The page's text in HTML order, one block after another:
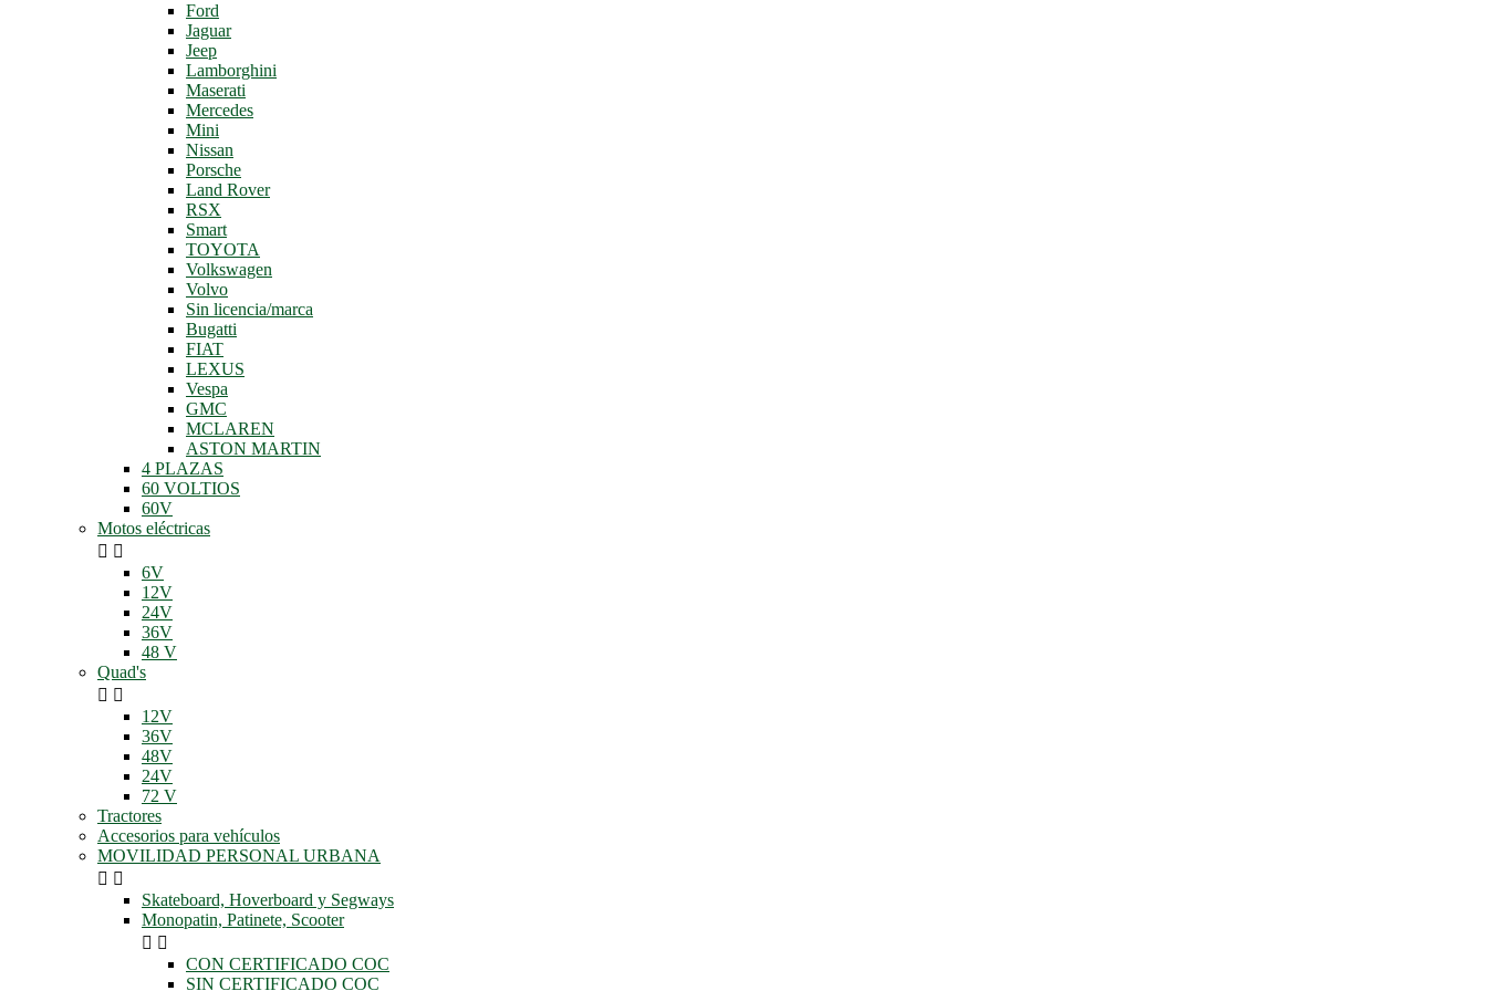
Ford
Jaguar
Jeep
Lamborghini
Maserati
Mercedes
Mini
Nissan
Porsche
Land Rover
RSX
Smart
TOYOTA
Volkswagen
Volvo
Sin licencia/marca
Bugatti
FIAT
LEXUS
Vespa
GMC
MCLAREN
ASTON MARTIN
4 PLAZAS
60 VOLTIOS
60V
Motos eléctricas
 
6V
12V
24V
36V
48 V
Quad's
 
12V
36V
48V
24V
72 V
Tractores
Accesorios para vehículos
MOVILIDAD PERSONAL URBANA
 
Skateboard, Hoverboard y Segways
Monopatin, Patinete, Scooter
 
CON CERTIFICADO COC
SIN CERTIFICADO COC